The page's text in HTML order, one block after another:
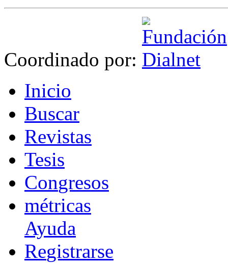
Coordinado por:
Inicio
Buscar
Revistas
Tesis
Congresos
métricas
Ayuda
Registrarse